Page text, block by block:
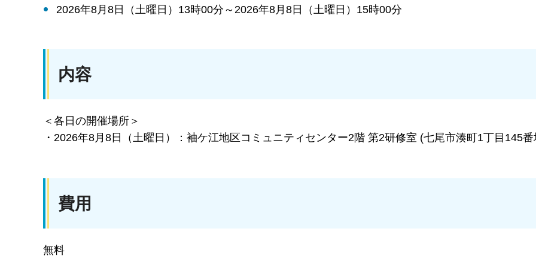
2026年8月8日（土曜日）13時00分～2026年8月8日（土曜日）15時00分
内容
＜各日の開催場所＞
・2026年8月8日（土曜日）：袖ケ江地区コミュニティセンター2階 第2研修室 (七尾市湊町1丁目145
費用
無料